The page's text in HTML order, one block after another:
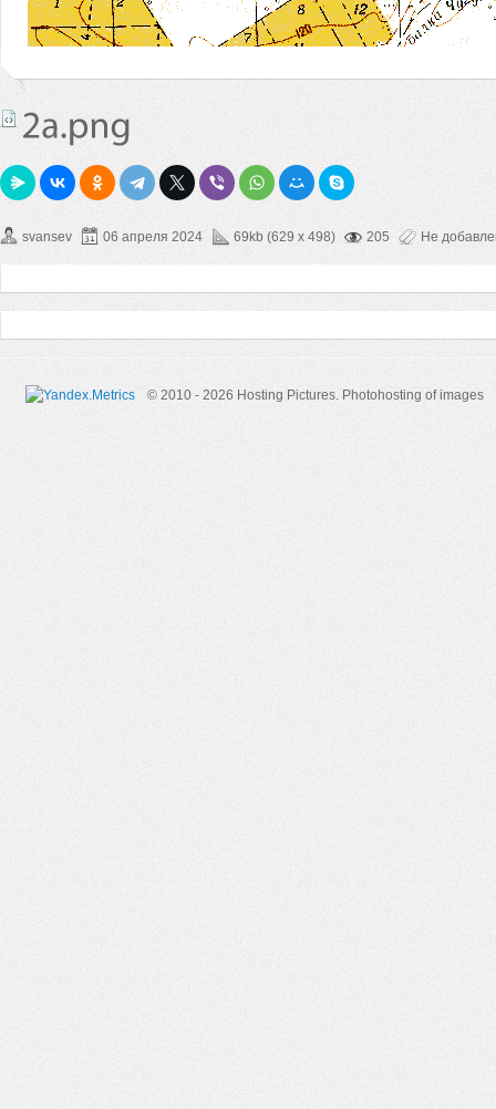
svansev 06 апреля 2024 69kb (629 x 498) 205 Не
© 2010 - 2026 Hosting Pictures. Photohosting of images